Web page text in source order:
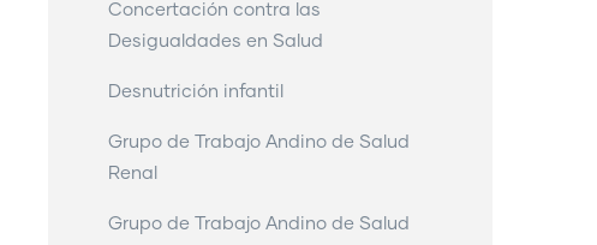
Concertación contra las
Desigualdades en Salud
Desnutrición infantil
Grupo de Trabajo Andino de Salud
Renal
Grupo de Trabajo Andino de Salud